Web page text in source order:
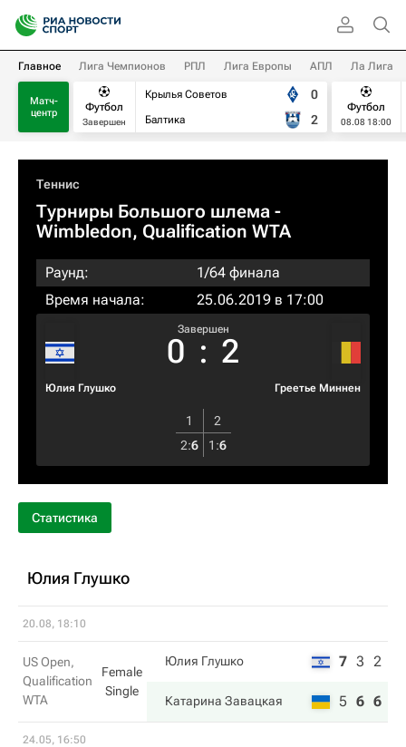
Главное Лига Чемпионов РПЛ Лига Европы АПЛ Ла Лига
Матч-
центр
Футбол
Завершен
Крылья Советов
Балтика
0
2
Футбол
08.08 18:00
Теннис
Турниры Большого шлема -
Wimbledon, Qualification WTA
Раунд:
1/64 финала
Время начала:
25.06.2019 в 17:00
Юлия Глушко
Завершен
0 : 2
Греетье Миннен
1
2
2:6 1 :6
Статистика
Юлия Глушко
20.08, 18:10
US Open,
Qualification
WTA
Female
Single
Юлия Глушко 7 3 2
Катарина Завацкая 5 6 6
24.05, 16:50